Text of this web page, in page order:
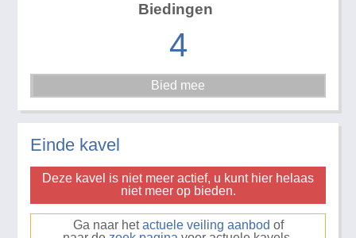
Biedingen
4
Einde kavel
Deze kavel is niet meer actief, u kunt hier helaas
niet meer op bieden.
Ga naar hetactuele veiling aanbod of